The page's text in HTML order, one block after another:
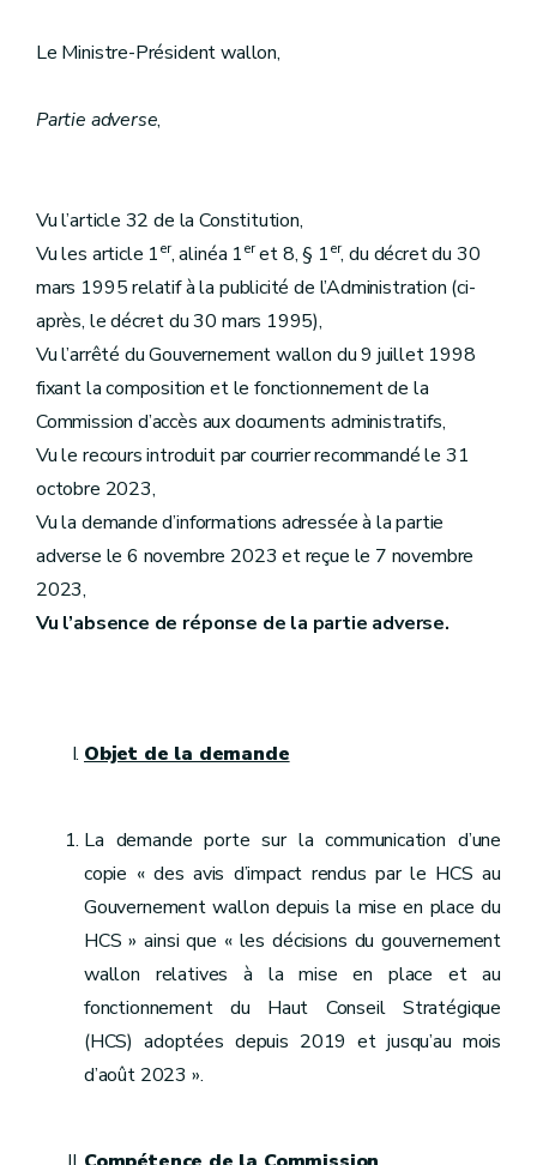
Le Ministre-Président wallon,
Partie adverse,
Vu l’article 32 de la Constitution,
Vu les article 1er, alinéa 1eret 8, § 1er, du décret du 30
mars 1995 relatif à la publicité de l’Administration (ci-
après, le décret du 30 mars 1995),
Vu l’arrêté du Gouvernement wallon du 9 juillet 1998
fixant la composition et le fonctionnement de la
Commission d’accès aux documents administratifs,
Vu le recours introduit par courrier recommandé le 31
octobre 2023,
Vu la demande d’informations adressée à la partie
adverse le 6 novembre 2023 et reçue le 7 novembre
2023,
Vu l’absence de réponse de la partie adverse.
Objet de la demande
La demande porte sur la communication d’une
copie « des avis d’impact rendus par le HCS au
Gouvernement wallon depuis la mise en place du
HCS » ainsi que « les décisions du gouvernement
wallon relatives à la mise en place et au
fonctionnement du Haut Conseil Stratégique
(HCS) adoptées depuis 2019 et jusqu’au mois
d’août 2023 ».